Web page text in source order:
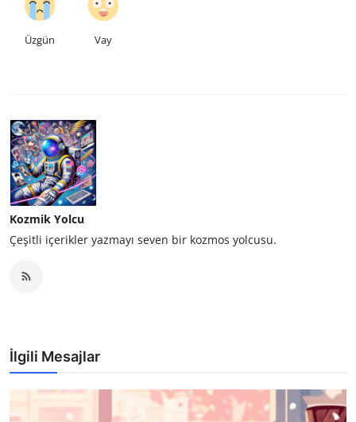
Üzgün Vay
Kozmik Yolcu
Çeşitli içerikler yazmayı seven bir kozmos yolcusu.
İlgili Mesajlar